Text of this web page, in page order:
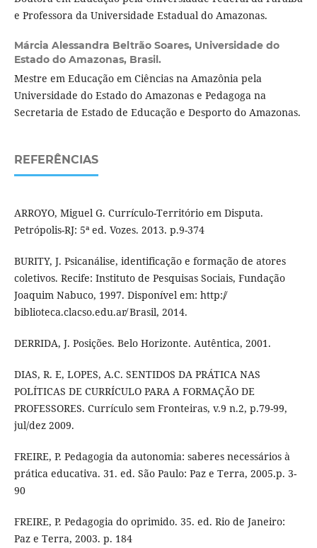
e Professora da Universidade Estadual do Amazonas.
Márcia Alessandra Beltrão Soares, Universidade do
Estado do Amazonas, Brasil.
Mestre em Educação em Ciências na Amazônia pela
Universidade do Estado do Amazonas e Pedagoga na
Secretaria de Estado de Educação e Desporto do Amazonas.
REFERÊNCIAS
ARROYO, Miguel G. Currículo-Território em Disputa.
Petrópolis-RJ: 5ª ed. Vozes. 2013. p.9-374
BURITY, J. Psicanálise, identificação e formação de atores
coletivos. Recife: Instituto de Pesquisas Sociais, Fundação
Joaquim Nabuco, 1997. Disponível em: http:/̸
biblioteca.clacso.edu.ar̸ Brasil, 2014.
DERRIDA, J. Posições. Belo Horizonte. Autêntica, 2001.
DIAS, R. E, LOPES, A.C. SENTIDOS DA PRÁTICA NAS
POLÍTICAS DE CURRÍCULO PARA A FORMAÇÃO DE
PROFESSORES. Currículo sem Fronteiras, v.9 n.2, p.79-99,
jul/dez 2009.
FREIRE, P. Pedagogia da autonomia: saberes necessários à
prática educativa. 31. ed. São Paulo: Paz e Terra, 2005.p. 3-
90
FREIRE, P. Pedagogia do oprimido. 35. ed. Rio de Janeiro:
Paz e Terra, 2003. p. 184